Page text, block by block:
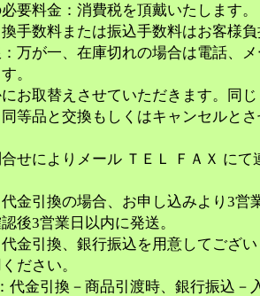
要料金：消費税を頂戴いたします。
手数料または振込手数料はお客様
万が一、在庫切れの場合は電話、
。
お取替えさせていただきます。同
等品と交換もしくはキャンセルと
せによりメール ＴＥＬ ＦＡＸ にて
金引換の場合、お申し込みより3営
後3営業日以内に発送。
金引換、銀行振込を用意してござ
ださい。
代金引換－商品引渡時、銀行振込－